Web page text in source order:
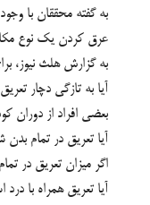
به گفته محققان با
عرق کردن یک نوع
به گزارش هلث نیوز،
آیا به تازگی دچار
بعضی افراد از دوران
آیا تعریق در تمام
اگر میزان تعریق در
آیا تعریق همراه با